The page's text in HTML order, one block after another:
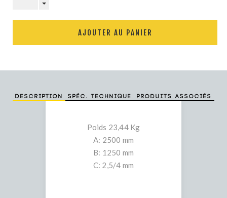
AJOUTER AU PANIER
Description Spéc. technique Produits associés
Poids 23,44 Kg
A: 2500 mm
B: 1250 mm
C: 2,5/4 mm